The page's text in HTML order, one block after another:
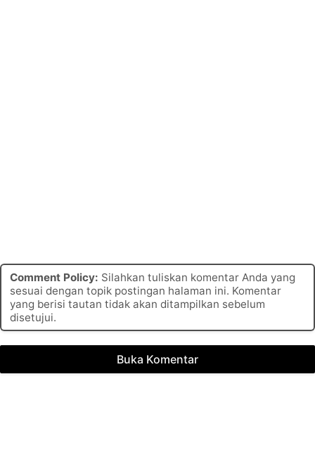
Comment Policy: Silahkan tuliskan komentar Anda yang
sesuai dengan topik postingan halaman ini. Komentar
yang berisi tautan tidak akan ditampilkan sebelum
disetujui.
Buka Komentar